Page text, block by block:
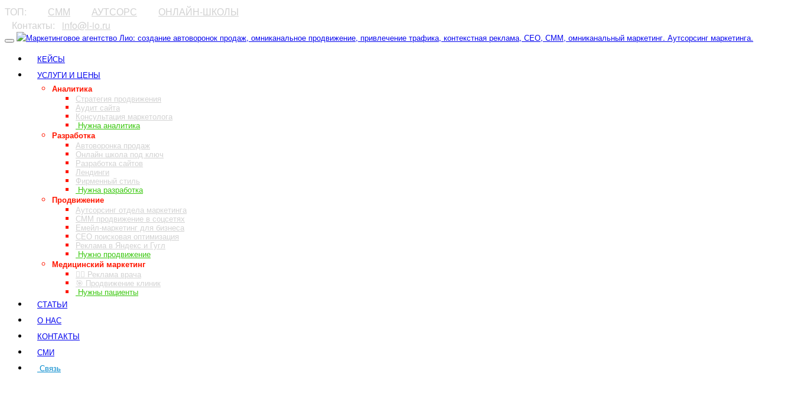
ТОП: СММ АУТСОРС
ОНЛАЙН-ШКОЛЫ
⠀Контакты:⠀ info@l-io.ru
КЕЙСЫ
УСЛУГИ И ЦЕНЫ
Аналитика
Стратегия продвижения
Аудит сайта
Консультация маркетолога
Нужна аналитика
Разработка
Автоворонка продаж
Онлайн школа под ключ
Разработка сайтов
Лендинги
Фирменный стиль
Нужна разработка
Продвижение
Аутсорсинг отдела маркетинга
СММ продвижение в соцсетях
Емейл-маркетинг для бизнеса
СЕО поисковая оптимизация
Реклама в Яндекс и Гугл
Нужно продвижение
Медицинский маркетинг
👨‍⚕️ Реклама врача
🎯 Продвижение клиник
Нужны пациенты
СТАТЬИ
О НАС
КОНТАКТЫ
СМИ
Связь